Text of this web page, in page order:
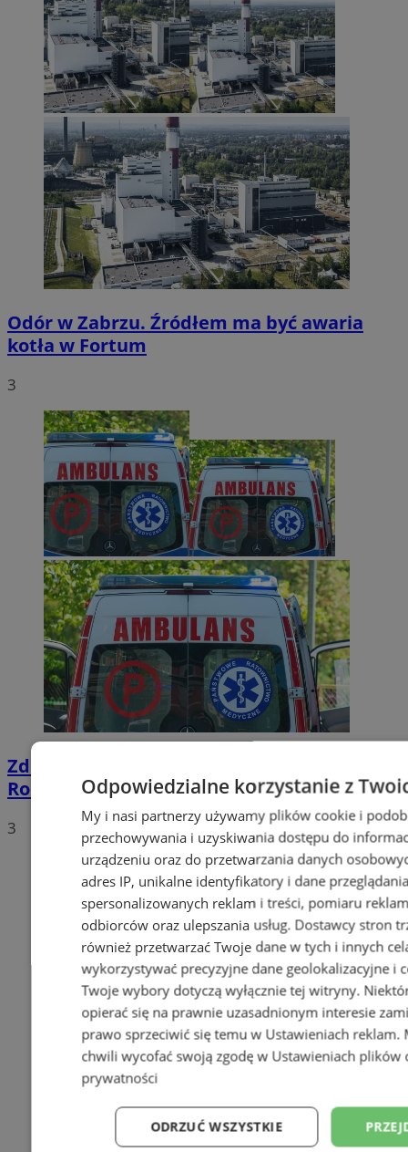
Odór w Zabrzu. Źródłem ma być awaria
kotła w Fortum
3
Zderzenie samochodu z rowerzystą na
Roosevelta. 62-latek trafił do szpitala
3
Odpowiedzialne korzystanie z
My i nasi partnerzy używamy plików cookie i
przechowywania i uzyskiwania dostępu do
urządzeniu oraz do przetwarzania danych
adres IP, unikalne identyfikatory i dane
spersonalizowanych reklam i treści, pomiaru
odbiorców oraz ulepszania usług. Dostawcy stron
również przetwarzać Twoje dane w tych i innych
wykorzystywać precyzyjne dane geolokalizacyjne i
Twoje wybory dotyczą wyłącznie tej witryny.
opierać się na prawnie uzasadnionym interesie
prawo sprzeciwić się temu w Ustawieniach reklam.
chwili wycofać swoją zgodę w Ustawieniach plików
prywatności
ODRZUĆ WSZYSTKIE